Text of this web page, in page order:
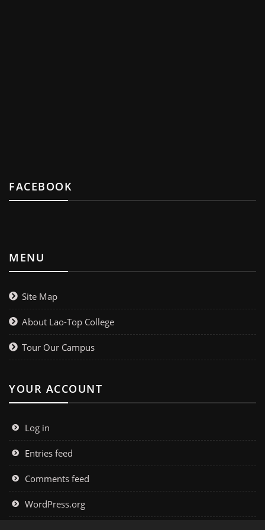
FACEBOOK
MENU
Site Map
About Lao-Top College
Tour Our Campus
YOUR ACCOUNT
Log in
Entries feed
Comments feed
WordPress.org